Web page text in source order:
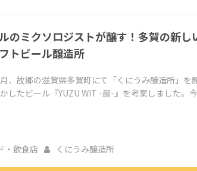
のミクソロジストが醸す！多賀の新し
トビール醸造所
、故郷の滋賀県多賀町にて「くにうみ醸造所」を
したビール『YUZU WIT -晨-』を考案しました。
・飲食店 くにうみ醸造所